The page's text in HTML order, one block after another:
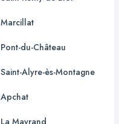
Marcillat
Pont-du-Château
Saint-Alyre-ès-Montagne
Apchat
La Mayrand